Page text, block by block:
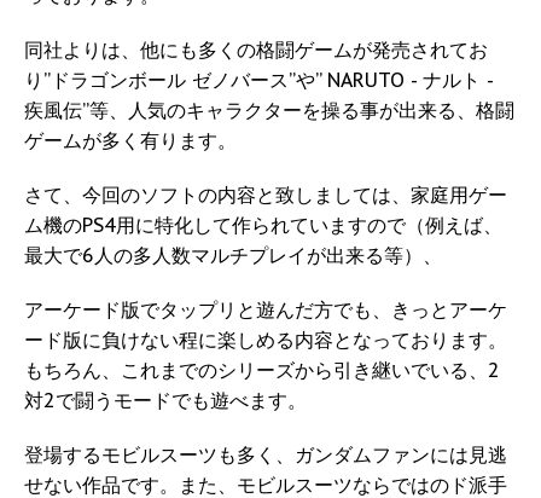
同社よりは、他にも多くの格闘ゲームが発売されてお
り”ドラゴンボール ゼノバース”や” NARUTO - ナルト -
疾風伝”等、人気のキャラクターを操る事が出来る、格闘
ゲームが多く有ります。
さて、今回のソフトの内容と致しましては、家庭用ゲー
ム機のPS4用に特化して作られていますので（例えば、
最大で6人の多人数マルチプレイが出来る等）、
アーケード版でタップリと遊んだ方でも、きっとアーケ
ード版に負けない程に楽しめる内容となっております。
もちろん、これまでのシリーズから引き継いでいる、2
対2で闘うモードでも遊べます。
登場するモビルスーツも多く、ガンダムファンには見逃
せない作品です。また、モビルスーツならではのド派手